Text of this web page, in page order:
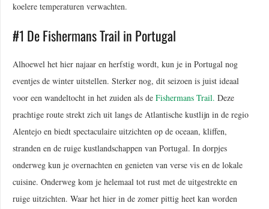
koelere temperaturen verwachten.
#1 De Fishermans Trail in Portugal
Alhoewel het hier najaar en herfstig wordt, kun je in Portugal nog
eventjes de winter uitstellen. Sterker nog, dit seizoen is juist ideaal
voor een wandeltocht in het zuiden als de Fishermans Trail. Deze
prachtige route strekt zich uit langs de Atlantische kustlijn in de regio
Alentejo en biedt spectaculaire uitzichten op de oceaan, kliffen,
stranden en de ruige kustlandschappen van Portugal. In dorpjes
onderweg kun je overnachten en genieten van verse vis en de lokale
cuisine. Onderweg kom je helemaal tot rust met de uitgestrekte en
ruige uitzichten. Waar het hier in de zomer pittig heet kan worden